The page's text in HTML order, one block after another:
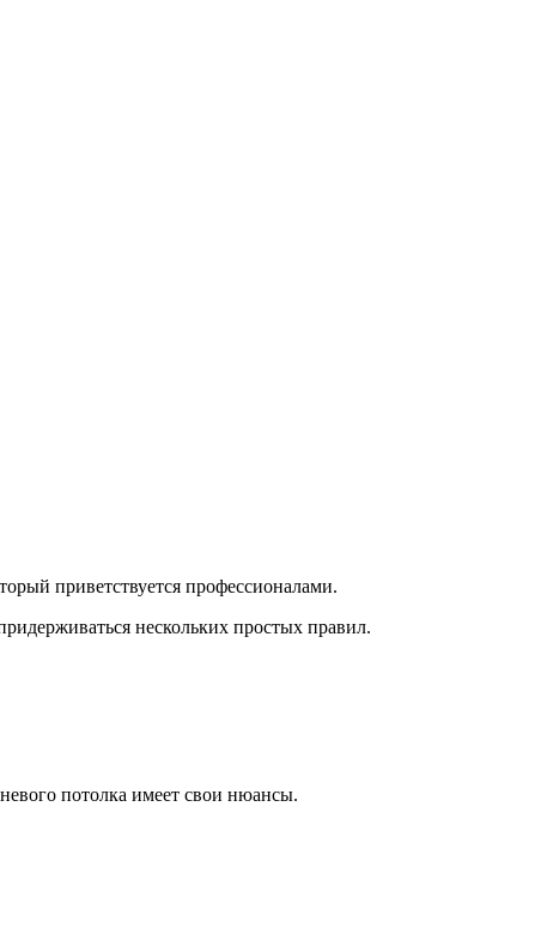
приветствуется профессионалами.
нескольких простых правил.
потолка имеет свои нюансы.